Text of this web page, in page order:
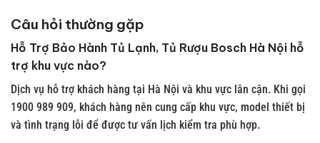
Câu hỏi thường gặp
Hỗ Trợ Bảo Hành Tủ Lạnh, Tủ Rượu Bosch Hà Nội hỗ
trợ khu vực nào?
Dịch vụ hỗ trợ khách hàng tại Hà Nội và khu vực lân cận. Khi gọi
1900 989 909, khách hàng nên cung cấp khu vực, model thiết bị
và tình trạng lỗi để được tư vấn lịch kiểm tra phù hợp.